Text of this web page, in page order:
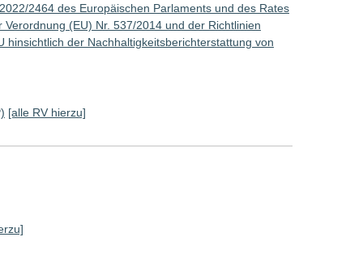
2464 des Europäischen Parlaments und des Rates
(EU) Nr. 537/2014 und der Richtlinien
hinsichtlich der Nachhaltigkeitsberichterstattung von
[alle RV hierzu]